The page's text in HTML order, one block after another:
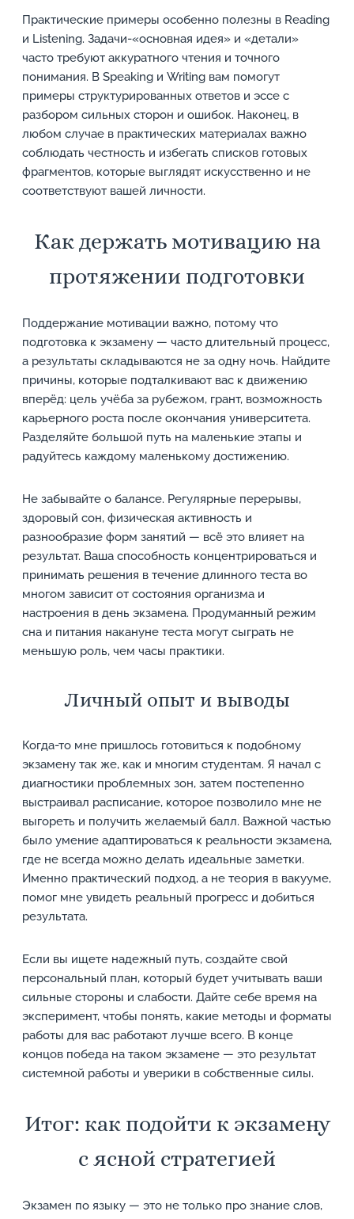
Практические примеры особенно полезны в Reading
и Listening. Задачи-«основная идея» и «детали»
часто требуют аккуратного чтения и точного
понимания. В Speaking и Writing вам помогут
примеры структурированных ответов и эссе с
разбором сильных сторон и ошибок. Наконец, в
любом случае в практических материалах важно
соблюдать честность и избегать списков готовых
фрагментов, которые выглядят искусственно и не
соответствуют вашей личности.
Как держать мотивацию на
протяжении подготовки
Поддержание мотивации важно, потому что
подготовка к экзамену — часто длительный процесс,
а результаты складываются не за одну ночь. Найдите
причины, которые подталкивают вас к движению
вперёд: цель учёба за рубежом, грант, возможность
карьерного роста после окончания университета.
Разделяйте большой путь на маленькие этапы и
радуйтесь каждому маленькому достижению.
Не забывайте о балансе. Регулярные перерывы,
здоровый сон, физическая активность и
разнообразие форм занятий — всё это влияет на
результат. Ваша способность концентрироваться и
принимать решения в течение длинного теста во
многом зависит от состояния организма и
настроения в день экзамена. Продуманный режим
сна и питания накануне теста могут сыграть не
меньшую роль, чем часы практики.
Личный опыт и выводы
Когда-то мне пришлось готовиться к подобному
экзамену так же, как и многим студентам. Я начал с
диагностики проблемных зон, затем постепенно
выстраивал расписание, которое позволило мне не
выгореть и получить желаемый балл. Важной частью
было умение адаптироваться к реальности экзамена,
где не всегда можно делать идеальные заметки.
Именно практический подход, а не теория в вакууме,
помог мне увидеть реальный прогресс и добиться
результата.
Если вы ищете надежный путь, создайте свой
персональный план, который будет учитывать ваши
сильные стороны и слабости. Дайте себе время на
эксперимент, чтобы понять, какие методы и форматы
работы для вас работают лучше всего. В конце
концов победа на таком экзамене — это результат
системной работы и уверики в собственные силы.
Итог: как подойти к экзамену
с ясной стратегией
Экзамен по языку — это не только про знание слов,